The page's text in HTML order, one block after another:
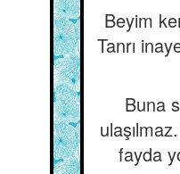
Beyim
Tanrı
Buna
fayda